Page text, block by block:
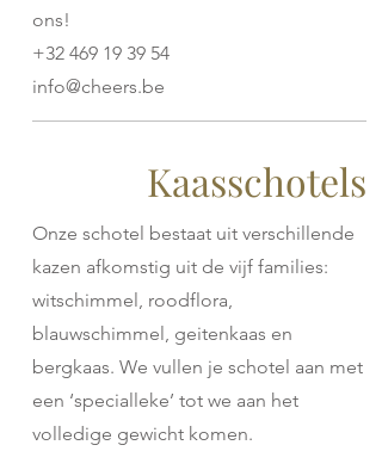
ons!
+32 469 19 39 54
info@cheers.be
Kaasschotels
Onze schotel bestaat uit verschillende
kazen afkomstig uit de vijf families:
witschimmel, roodflora,
blauwschimmel, geitenkaas en
bergkaas. We vullen je schotel aan met
een ‘specialleke’ tot we aan het
volledige gewicht komen.